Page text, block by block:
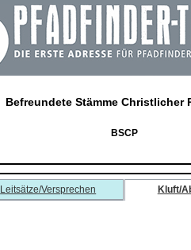
Befreundete Stämme Christlicher
BSCP
Leitsätze/Versprechen Kluft/